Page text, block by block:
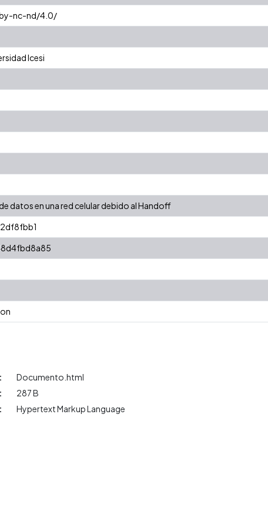
nc-nd/4.0/
Icesi
datos en una red celular debido al Handoff
Documento.html
287 B
Hypertext Markup Language